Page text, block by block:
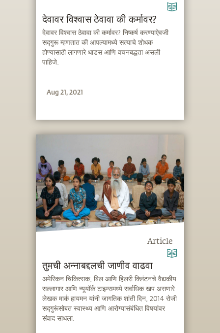
देवावर विश्वास ठेवावा की कर्मावर?
देवावर विश्वास ठेवावा की कर्मावर? निष्कर्ष करण्याऐवजी
सद्गुरू म्हणतात की आपल्यामध्ये सत्याचे शोधक
होण्यासाठी लागणारे धाडस आणि वचनबद्धता असली
पाहिजे.
Aug 21, 2021
Article
तुमची अन्नाबद्दलची जाणीव वाढवा
अमेरिकन चिकित्सक, बिल आणि हिलरी क्लिंटनचे वैद्यकीय
सल्लागार आणि न्यूयॉर्क टाइम्समध्ये सर्वाधिक खप असणारे
लेखक मार्क हायमन यांनी जागतिक शांती दिन, 2014 रोजी
सद्गुरूंसोबत स्वास्थ्य आणि आरोग्यासंबंधित विषयांवर
संवाद साधला.